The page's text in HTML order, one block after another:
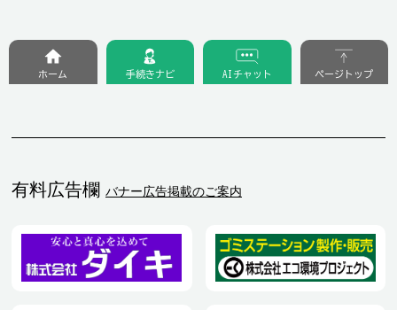
有料広告欄 バナー広告掲載のご案内
ホーム 手続きナビ AIチャット ページトップ